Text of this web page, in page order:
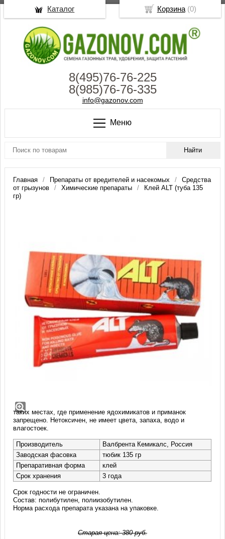
8(495)76-76-225
8(985)76-76-335
info@gazonov.com
Меню
Главная Препараты от вредителей и насекомых
Средства
от грызунов
Химические препараты
Клей ALT (туба 135
гр)
Клей ALT (туба 135 гр)
квартирах, загородных и дачных домах и т.д. Используется и в
таких местах, где применение ядохимикатов и приманок
запрещено. Нетоксичен, не имеет цвета, запаха, водо и
влагостоек.
Производитель
Валбрента Кемикалс, Россия
Заводская фасовка
тюбик 135 гр
Препаративная форма
клей
Срок хранения
3 года
Срок годности не ограничен.
Состав: полибутилен, полиизобутилен.
Норма расхода препарата указана на упаковке.
Старая цена:380руб.
Корзина(0)
Каталог